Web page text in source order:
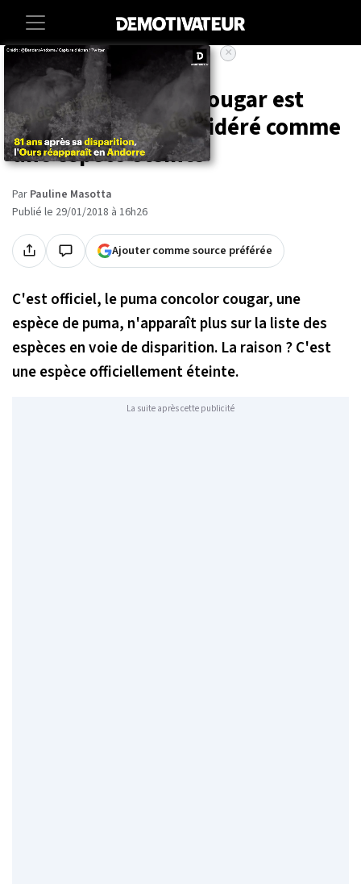
Accueil Societe
Le puma concolor cougar est
officiellement considéré comme
une espèce éteinte
Par Pauline Masotta
Publié le 29/01/2018 à 16h26
Ajouter comme source préférée
C'est officiel, le puma concolor cougar, une
espèce de puma, n'apparaît plus sur la liste des
espèces en voie de disparition. La raison ? C'est
une espèce officiellement éteinte.
La suite après cette publicité
×